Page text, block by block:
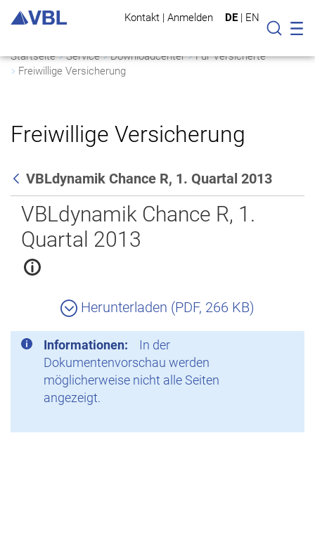
Kontakt | Anmelden DE | EN
Suche
Startseite Service Downloadcenter
Für Versicherte
Freiwillige Versicherung
Freiwillige Versicherung
Zurück
VBLdynamik Chance R, 1. Quartal 2013
VBLdynamik Chance R, 1.
Quartal 2013
Herunterladen (PDF, 266 KB)
Informationen:
In der
Dokumentenvorschau werden
möglicherweise nicht alle Seiten
angezeigt.